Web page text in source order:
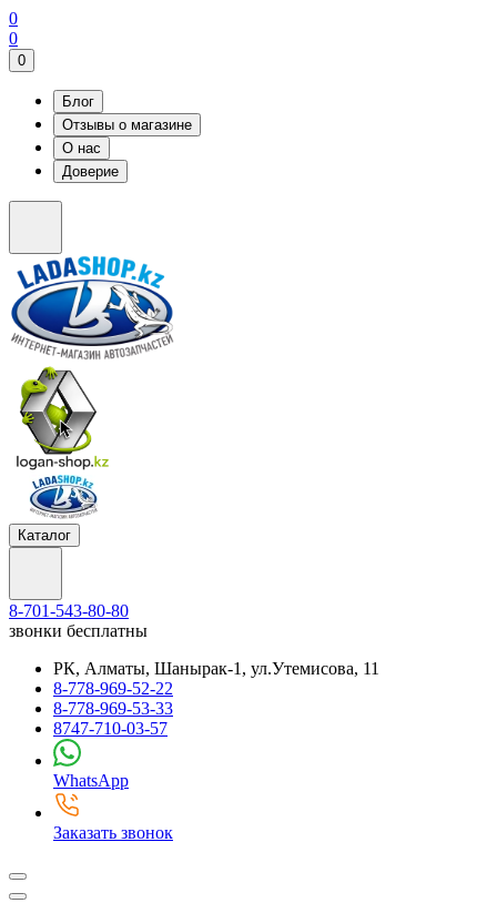
0
0
0
Блог
Отзывы о магазине
О нас
Доверие
Каталог
8-701-543-80-80
звонки бесплатны
РК, Алматы, Шанырак-1, ул.Утемисова, 11
8-778-969-52-22
8-778-969-53-33
8747-710-03-57
WhatsApp
Заказать звонок